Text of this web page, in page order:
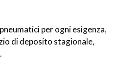
per ogni esigenza,
di deposito stagionale,